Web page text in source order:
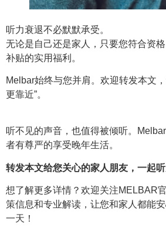
听力衰退不必默默承受。
无论是自己还是家人，只要您符合资
补贴的实用福利。
Melbar始终与您并肩。欢迎转发本文，
更靠近”。
听不见的声音，也值得被倾听。
者有尊严的享受晚年生活。
转发本文给您关心的家人朋友，一起
想了解更多详情？欢迎关注MELBAR
策信息和专业解读，让您和家人都能
一天！